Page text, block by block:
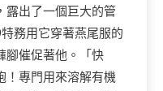
露出了一個巨大的管
務用它穿著燕尾服的
腳催促著他。「快
！專門用來溶解有機